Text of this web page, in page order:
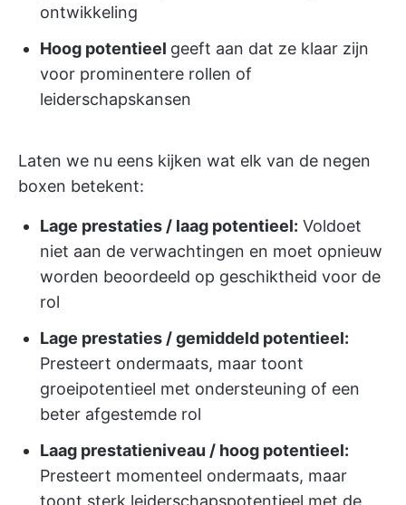
ontwikkeling
Hoog potentieel geeft aan dat ze klaar zijn
voor prominentere rollen of
leiderschapskansen
Laten we nu eens kijken wat elk van de negen
boxen betekent:
Lage prestaties / laag potentieel: Voldoet
niet aan de verwachtingen en moet opnieuw
worden beoordeeld op geschiktheid voor de
rol
Lage prestaties / gemiddeld potentieel:
Presteert ondermaats, maar toont
groeipotentieel met ondersteuning of een
beter afgestemde rol
Laag prestatieniveau / hoog potentieel:
Presteert momenteel ondermaats, maar
toont sterk leiderschapspotentieel met de